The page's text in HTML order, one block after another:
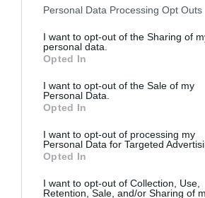
Please note that this website/app uses
not limited to your visit or usage
grant or deny consent to Google and its
use your data for below specified
consent section.
Personal Data Processing Opt Outs
I want to opt-out of the Sharing of
personal data.
Opted In
I want to opt-out of the Sale of my
Personal Data.
Opted In
I want to opt-out of processing my
Personal Data for Targeted
Opted In
I want to opt-out of Collection, Use,
Retention, Sale, and/or Sharing of
kegyetlenkedéseinek köszönheti.
technikáját a források szerint
alkalmazta. Közismert volt róla,
oszmánokat, így amikor 1459-ben
követei adófizetést követeltek
felszólította őket, hogy vegyék le
ezt vallási okokra hivatkozva
fejedelem azt mondta, hogy segít
azokat.
szögeket veretett a követek